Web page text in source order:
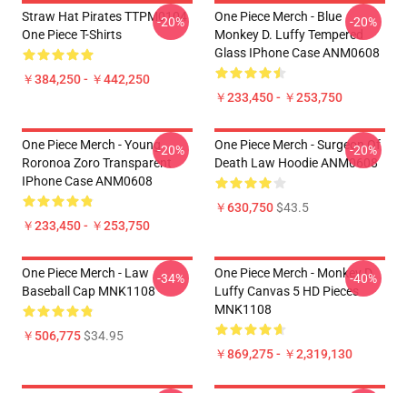
Straw Hat Pirates TTPM0104
One Piece T-Shirts
￥384,250 - ￥442,250
-20%
One Piece Merch - Blue
Monkey D. Luffy Tempered
Glass IPhone Case ANM0608
￥233,450 - ￥253,750
-20%
One Piece Merch - Young
Roronoa Zoro Transparent
IPhone Case ANM0608
￥233,450 - ￥253,750
-20%
One Piece Merch - Surgeon Of
Death Law Hoodie ANM0608
￥630,750$43.5
-20%
One Piece Merch - Law
Baseball Cap MNK1108
￥506,775$34.95
-34%
One Piece Merch - Monkey D.
Luffy Canvas 5 HD Pieces
MNK1108
￥869,275 - ￥2,319,130
-40%